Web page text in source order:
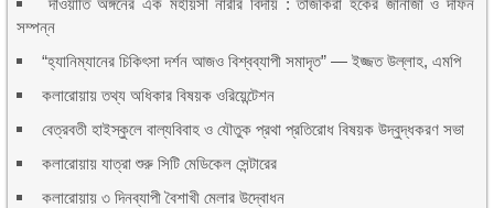
সম্পন্ন
“হ্যানিম্যানের চিকিৎসা দর্শন আজও বিশ্বব্যাপী সমাদৃত” — ইজ্জত উল্লাহ, এমপি
কলারোয়ায় তথ্য অধিকার বিষয়ক ওরিয়েন্টেশন
বেত্রবতী হাইস্কুলে বাল্যবিবাহ ও যৌতুক প্রথা প্রতিরোধ বিষয়ক উদ্বুদ্ধকরণ সভা
কলারোয়ায় যাত্রা শুরু সিটি মেডিকেল সেন্টারের
কলারোয়ায় ৩ দিনব্যাপী বৈশাখী মেলার উদ্বোধন